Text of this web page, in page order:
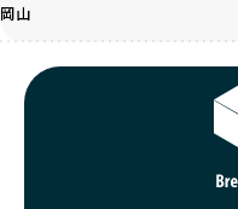
を促進することで、無駄
さらに、売上の一部を保
人へ寄付しています。多
の取り組みが不十分であ
BreederFamiliesはその
ます。この活動により、
近年、「小さくて可愛い
徴が人気を集め、高値で
す。しかし、こうした特
くありません。極小サイ
く、レアカラーには遺伝
営利優先ブリーダーは、
岡山